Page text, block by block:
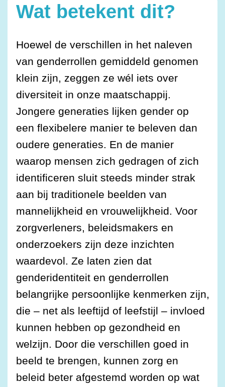
Wat betekent dit?
Hoewel de verschillen in het naleven
van genderrollen gemiddeld genomen
klein zijn, zeggen ze wél iets over
diversiteit in onze maatschappij.
Jongere generaties lijken gender op
een flexibelere manier te beleven dan
oudere generaties. En de manier
waarop mensen zich gedragen of zich
identificeren sluit steeds minder strak
aan bij traditionele beelden van
mannelijkheid en vrouwelijkheid. Voor
zorgverleners, beleidsmakers en
onderzoekers zijn deze inzichten
waardevol. Ze laten zien dat
genderidentiteit en genderrollen
belangrijke persoonlijke kenmerken zijn,
die – net als leeftijd of leefstijl – invloed
kunnen hebben op gezondheid en
welzijn. Door die verschillen goed in
beeld te brengen, kunnen zorg en
beleid beter afgestemd worden op wat